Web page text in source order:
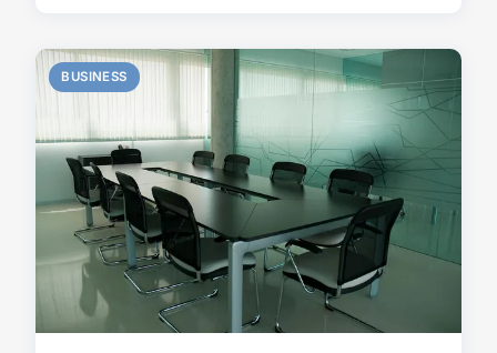
BUSINESS